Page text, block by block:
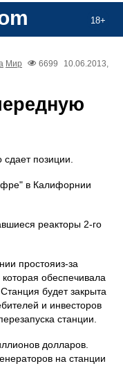
18+
Мир 6699
10.06.2013,
позиции.
в Калифорнии
реакторы 2-го
простояиз-за
обеспечивала
будет закрыта
и инвесторов
станции.
долларов.
на станции